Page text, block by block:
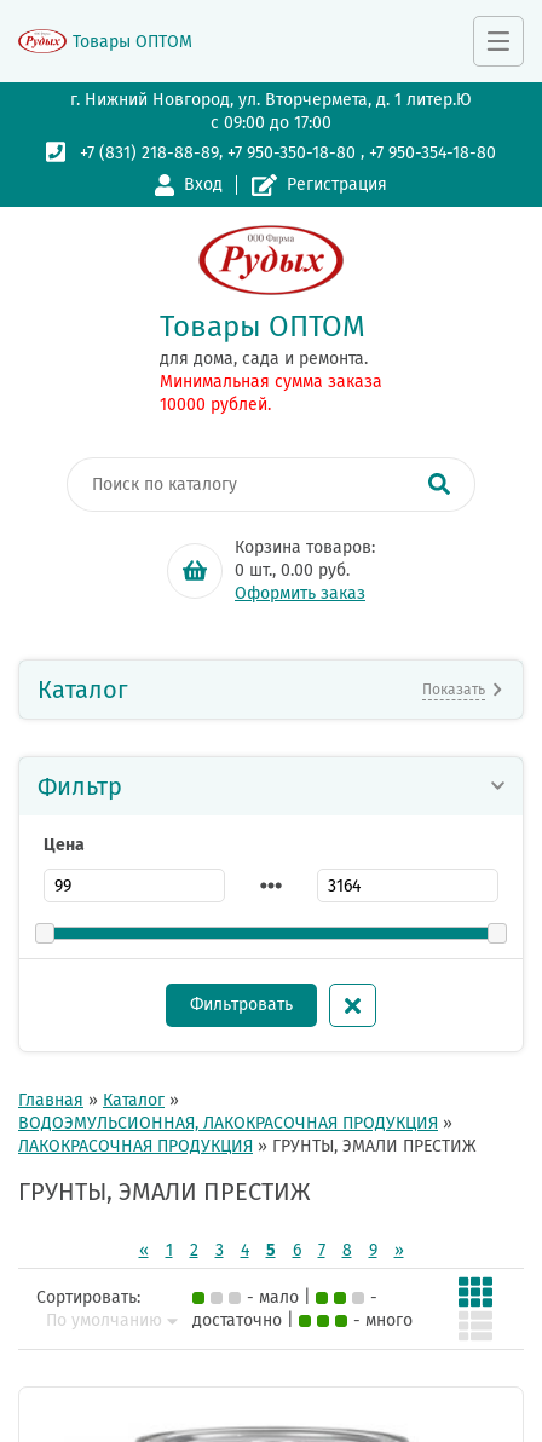
г. Нижний Новгород, ул. Вторчермета, д. 1 литер.Ю
с 09:00 до 17:00
+7 (831) 218-88-89,+7 950-350-18-80 ,+7 950-354-18-80
Вход
Регистрация
Товары ОПТОМ
для дома, сада и ремонта.
Минимальная сумма заказа
10000 рублей.
Корзина товаров:
0 шт., 0.00 руб.
Оформить заказ
Товары ОПТОМ
Каталог Показать
Фильтр
Цена
Фильтровать
Главная » Каталог »
ВОДОЭМУЛЬСИОННАЯ, ЛАКОКРАСОЧНАЯ ПРОДУКЦИЯ »
ЛАКОКРАСОЧНАЯ ПРОДУКЦИЯ » ГРУНТЫ, ЭМАЛИ ПРЕСТИЖ
ГРУНТЫ, ЭМАЛИ ПРЕСТИЖ
« 1 2 3 4 5 6 7 8 9 »
Сортировать:
По умолчанию
- мало |
-
достаточно |
- много